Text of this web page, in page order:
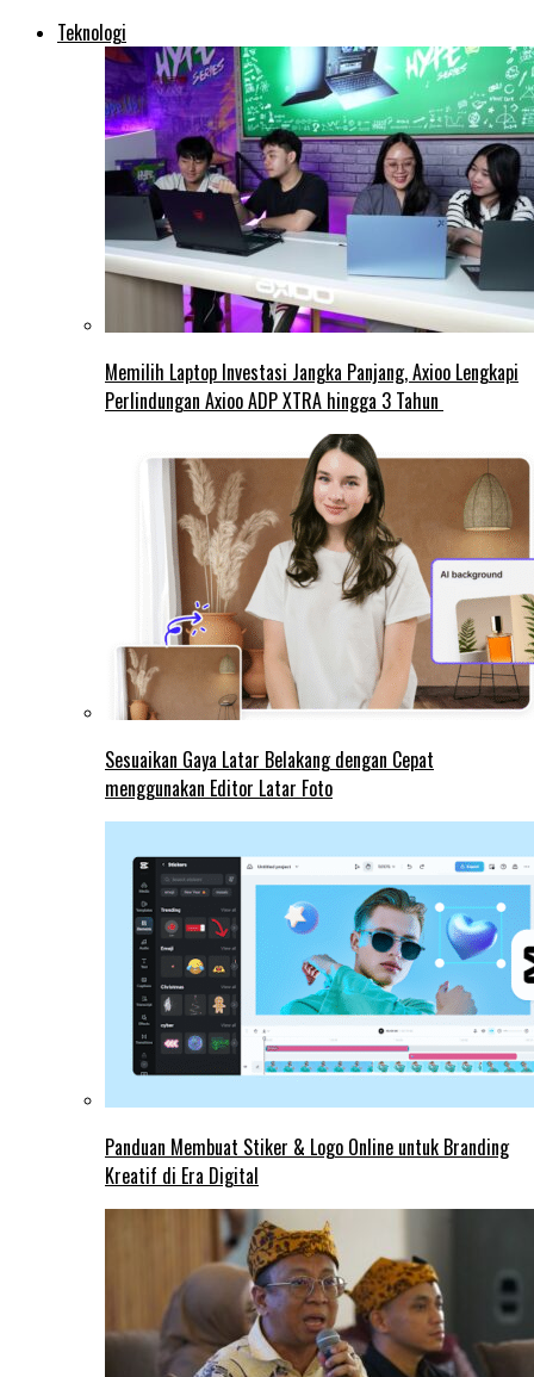
Teknologi
Memilih Laptop Investasi Jangka Panjang, Axioo Lengkapi
Perlindungan Axioo ADP XTRA hingga 3 Tahun
Sesuaikan Gaya Latar Belakang dengan Cepat
menggunakan Editor Latar Foto
Panduan Membuat Stiker & Logo Online untuk Branding
Kreatif di Era Digital